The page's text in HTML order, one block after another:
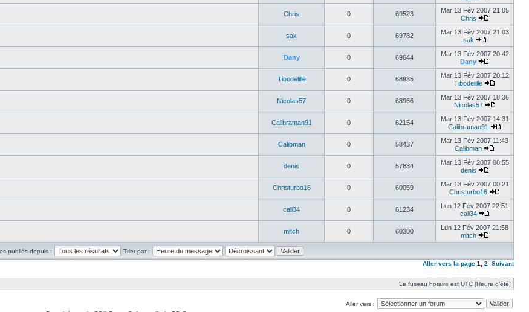
Chris 0 69523
Mar 13 Fév 2007 21:05
Chris
sak 0 69782
Mar 13 Fév 2007 21:03
sak
Dany 0 69644
Mar 13 Fév 2007 20:42
Dany
Tibodelille 0 68935
Mar 13 Fév 2007 20:12
Tibodelille
Nicolas57 0 68966
Mar 13 Fév 2007 18:36
Nicolas57
Calibraman91 0 62154
Mar 13 Fév 2007 14:31
Calibraman91
Calibman 0 58437
Mar 13 Fév 2007 11:43
Calibman
denis 0 57834
Mar 13 Fév 2007 08:55
denis
Christurbo16 0 60059
Mar 13 Fév 2007 00:21
Christurbo16
cali34 0 61234
Lun 12 Fév 2007 22:51
cali34
mitch 0 60300
Lun 12 Fév 2007 21:58
mitch
publiés depuis :
Trier par :
Aller vers la page 1 2 Suivant
Le fuseau horaire est UTC [Heure d’été]
Aller vers :